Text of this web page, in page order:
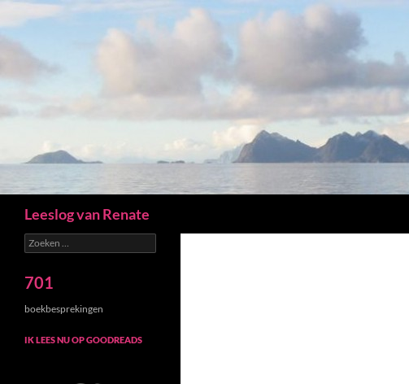
Leeslog van Renate
Zoeken
naar:
701
boekbesprekingen
IK LEES NU OP GOODREADS